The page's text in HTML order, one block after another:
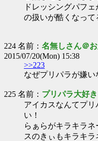
ドレッシングパフ
の扱いが酷くなって
224 名前： 名無しさん＠
2015/07/20(Mon) 15:38
>>223
なぜプリパラが嫌い
225 名前： プリパラ大好き
アイカスなんてプ
い！
らぁらがキラキラ
スのきぃもキラキラ